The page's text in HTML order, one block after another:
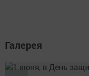
Галерея